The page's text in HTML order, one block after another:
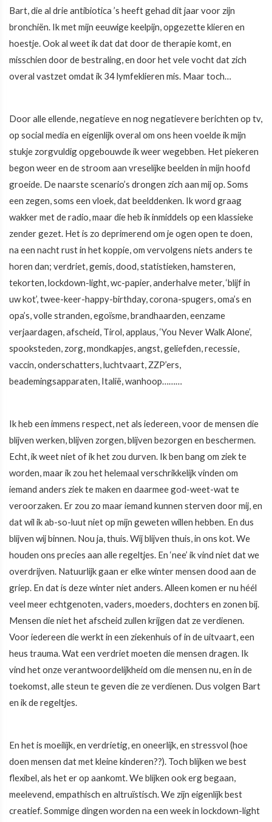
Bart, die al drie antibiotica ’s heeft gehad dit jaar voor zijn
bronchiën. Ik met mijn eeuwige keelpijn, opgezette klieren en
hoestje. Ook al weet ik dat dat door de therapie komt, en
misschien door de bestraling, en door het vele vocht dat zich
overal vastzet omdat ik 34 lymfeklieren mis. Maar toch…
Door alle ellende, negatieve en nog negatievere berichten op tv,
op social media en eigenlijk overal om ons heen voelde ik mijn
stukje zorgvuldig opgebouwde ik weer wegebben. Het piekeren
begon weer en de stroom aan vreselijke beelden in mijn hoofd
groeide. De naarste scenario’s drongen zich aan mij op. Soms
een zegen, soms een vloek, dat beelddenken. Ik word graag
wakker met de radio, maar die heb ik inmiddels op een klassieke
zender gezet. Het is zo deprimerend om je ogen open te doen,
na een nacht rust in het koppie, om vervolgens niets anders te
horen dan; verdriet, gemis, dood, statistieken, hamsteren,
tekorten, lockdown-light, wc-papier, anderhalve meter, ‘blijf in
uw kot’, twee-keer-happy-birthday, corona-spugers, oma’s en
opa’s, volle stranden, egoïsme, brandhaarden, eenzame
verjaardagen, afscheid, Tirol, applaus, ‘You Never Walk Alone’,
spooksteden, zorg, mondkapjes, angst, geliefden, recessie,
vaccin, onderschatters, luchtvaart, ZZP’ers,
beademingsapparaten, Italië, wanhoop………
Ik heb een immens respect, net als iedereen, voor de mensen die
blijven werken, blijven zorgen, blijven bezorgen en beschermen.
Echt, ik weet niet of ik het zou durven. Ik ben bang om ziek te
worden, maar ik zou het helemaal verschrikkelijk vinden om
iemand anders ziek te maken en daarmee god-weet-wat te
veroorzaken. Er zou zo maar iemand kunnen sterven door mij, en
dat wil ik ab-so-luut niet op mijn geweten willen hebben. En dus
blijven wij binnen. Nou ja, thuis. Wij blijven thuis, in ons kot. We
houden ons precies aan alle regeltjes. En ‘nee’ ik vind niet dat we
overdrijven. Natuurlijk gaan er elke winter mensen dood aan de
griep. En dat is deze winter niet anders. Alleen komen er nu héél
veel meer echtgenoten, vaders, moeders, dochters en zonen bij.
Mensen die niet het afscheid zullen krijgen dat ze verdienen.
Voor iedereen die werkt in een ziekenhuis of in de uitvaart, een
heus trauma. Wat een verdriet moeten die mensen dragen. Ik
vind het onze verantwoordelijkheid om die mensen nu, en in de
toekomst, alle steun te geven die ze verdienen. Dus volgen Bart
en ik de regeltjes.
En het is moeilijk, en verdrietig, en oneerlijk, en stressvol (hoe
doen mensen dat met kleine kinderen??). Toch blijken we best
flexibel, als het er op aankomt. We blijken ook erg begaan,
meelevend, empathisch en altruïstisch. We zijn eigenlijk best
creatief. Sommige dingen worden na een week in lockdown-light